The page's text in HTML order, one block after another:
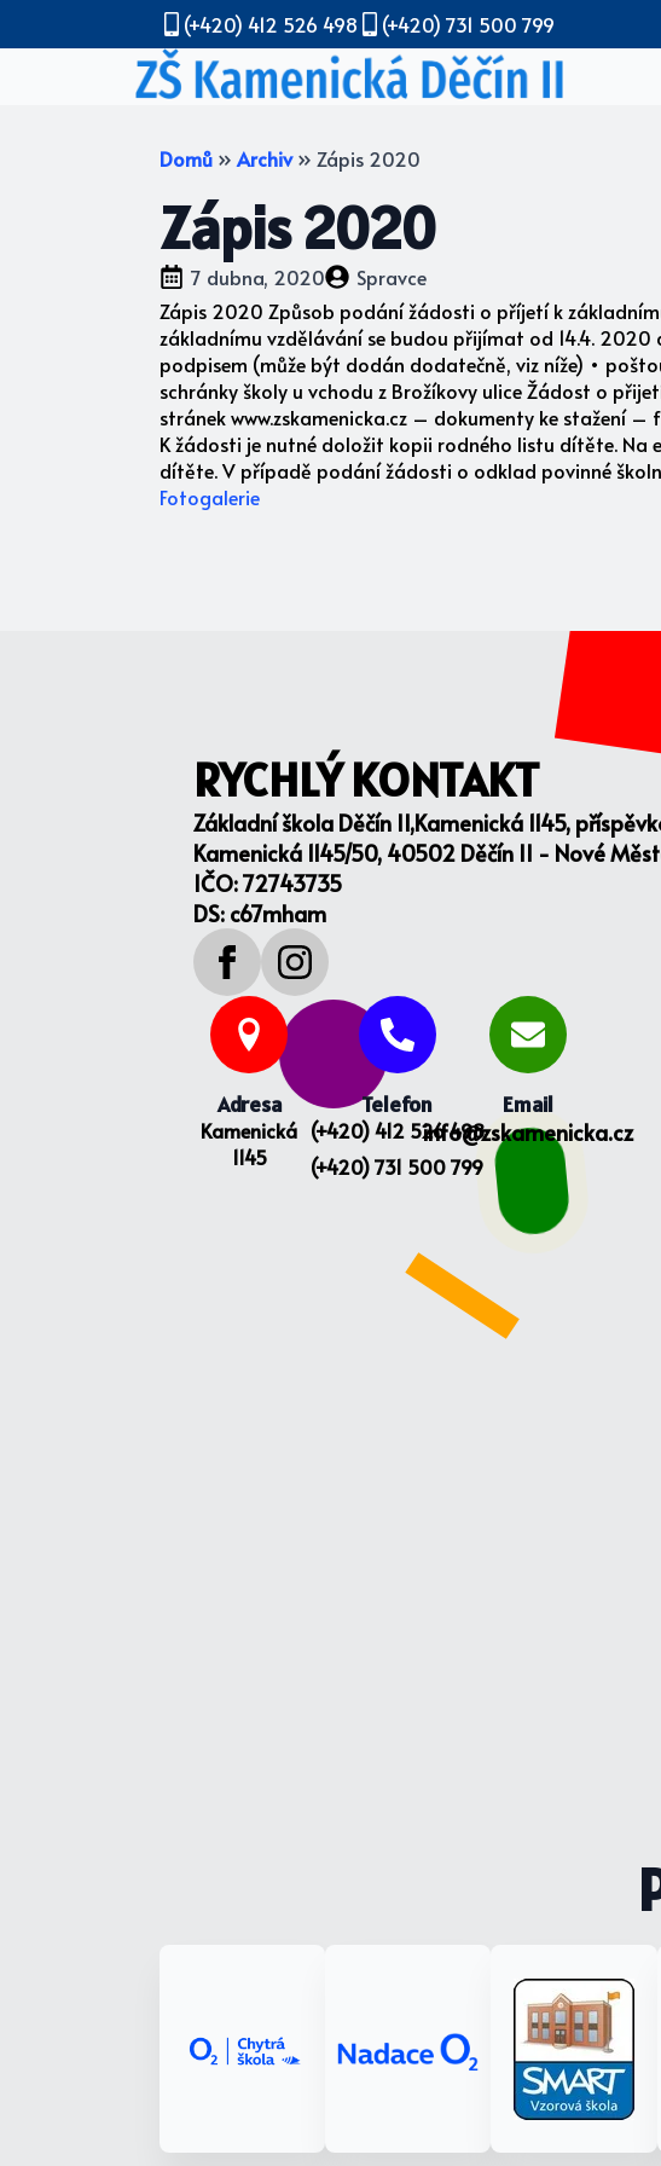
(+420) 412 526 498 (+420) 731 500 799
Domů » Archiv » Zápis 2020
Zápis 2020
7 dubna, 2020
Spravce
Zápis 2020 Způsob podání žádosti o příjetí k
základnímu vzdělávání se budou přijímat od 14.4.
podpisem (může být dodán dodatečně, viz níže) •
schránky školy u vchodu z Brožíkovy ulice Žádost o
stránek www.zskamenicka.cz – dokumenty ke stažení
K žádosti je nutné doložit kopii rodného listu dítěte. Na
dítěte. V případě podání žádosti o odklad povinné
Fotogalerie
RYCHLÝ KONTAKT
Základní škola Děčín II,Kamenická 1145,
Kamenická 1145/50, 40502 Děčín II - Nové
IČO: 72743735
DS: c67mham
Adresa
Kamenická
1145
Telefon
(+420) 412 526 498
(+420) 731 500 799
Email
info@zskamenicka.cz